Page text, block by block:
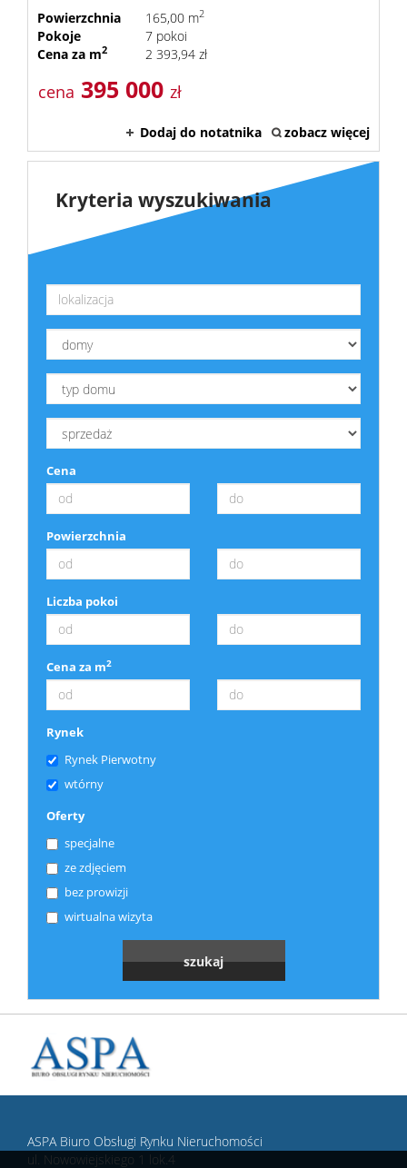
Powierzchnia
165,00 m2
Pokoje
7 pokoi
Cena za m2 2 393,94 zł
cena 395 000 zł
Dodaj do notatnika zobacz więcej
Kryteria wyszukiwania
Cena
Powierzchnia
Liczba pokoi
Cena za m2
Rynek
Rynek Pierwotny
wtórny
Oferty
specjalne
ze zdjęciem
bez prowizji
wirtualna wizyta
ASPA Biuro Obsługi Rynku Nieruchomości
ul. Nowowiejskiego 1 lok.4